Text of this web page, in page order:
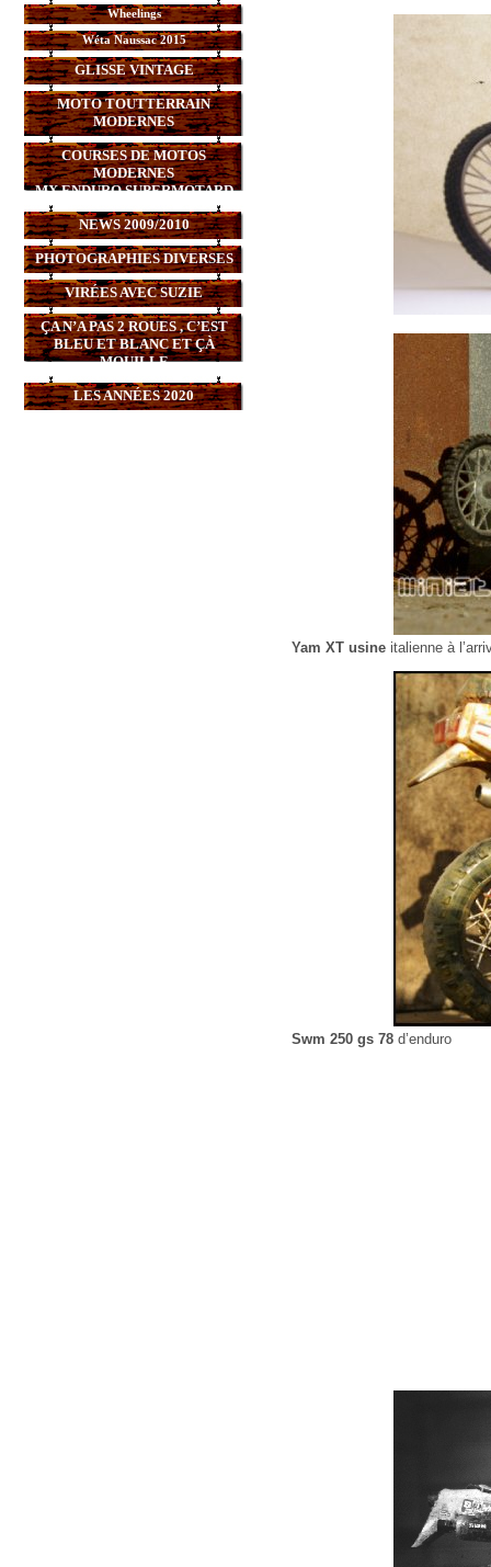
Wheelings
Wéta Naussac 2015
GLISSE VINTAGE
MOTO TOUTTERRAIN
MODERNES
COURSES DE MOTOS
MODERNES
MX,ENDURO,SUPERMOTARD
NEWS 2009/2010
PHOTOGRAPHIES DIVERSES
VIRÉES AVEC SUZIE
ÇA N’A PAS 2 ROUES , C’EST
BLEU ET BLANC ET ÇÀ
MOUILLE
LES ANNÉES 2020
Yam XT usine italienne à
Swm 250 gs 78 d’enduro